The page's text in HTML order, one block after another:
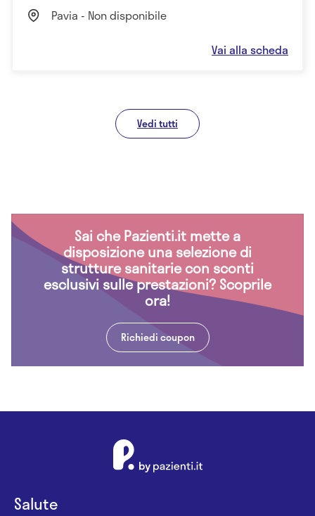
Pavia - Non disponibile
Vai alla scheda
Vedi tutti
Sai che Pazienti.it mette a
disposizione una selezione di
strutture sanitarie con sconti
esclusivi sulle prestazioni? Scoprile
ora!
Richiedi coupon
Salute